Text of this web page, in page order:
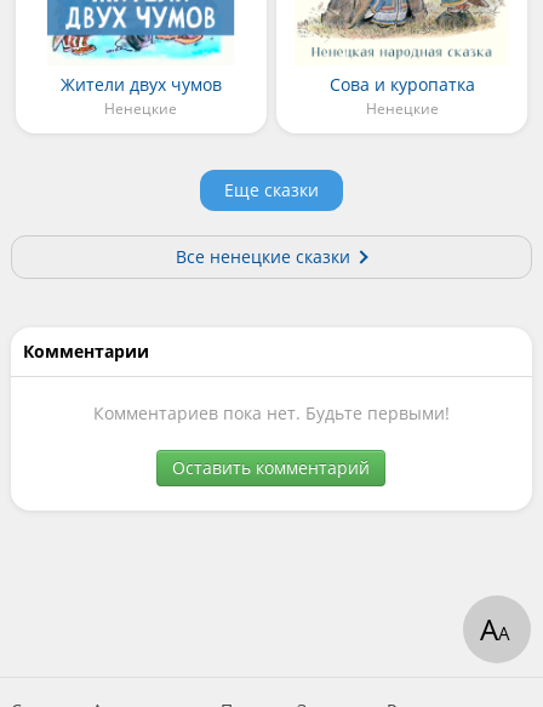
Жители двух чумов
Ненецкие
Сова и куропатка
Ненецкие
Еще сказки
Все ненецкие сказки
Комментарии
Комментариев пока нет. Будьте первыми!
Оставить комментарий
АА